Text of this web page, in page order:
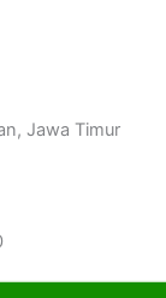
Jawa Timur